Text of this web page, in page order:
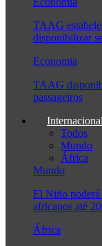
TAAG
disponibilizar
Economia
TAAG
passageiros
Internacional
Todos
Mundo
África
Mundo
El Niño poderá
africanos até
África